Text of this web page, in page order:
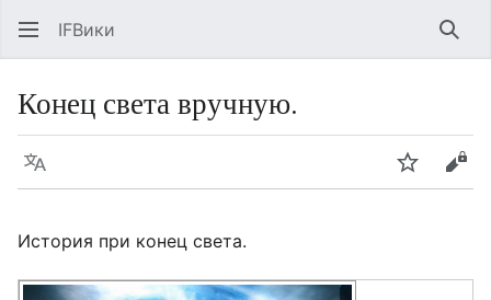
IFВики
Конец света вручную.
Язык Следить
История при конец света.